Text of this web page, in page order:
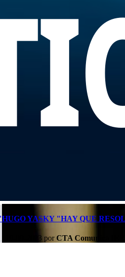
HUGO YASKY "HAY QUE
19-09-2023 porCTA Comunica [ER]